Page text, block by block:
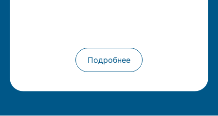
Подробнее